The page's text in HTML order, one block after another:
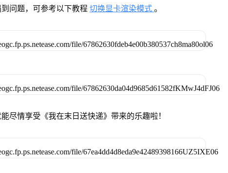
问题，可参考以下教程 切换显卡渲染模式 。
尽情享受《我在末日送快递》带来的乐趣啦！